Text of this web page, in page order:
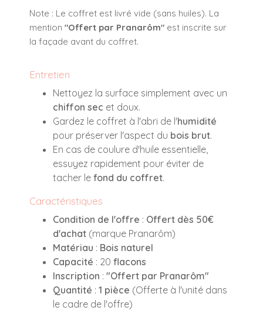
Note : Le coffret est livré vide (sans huiles). La
mention "Offert par Pranarôm" est inscrite sur
la façade avant du coffret.
Entretien
Nettoyez la surface simplement avec un
chiffon sec et doux.
Gardez le coffret à l'abri de l'humidité
pour préserver l'aspect du bois brut.
En cas de coulure d'huile essentielle,
essuyez rapidement pour éviter de
tacher le fond du coffret.
Caractéristiques
Condition de l'offre : Offert dès 50€
d'achat (marque Pranarôm)
Matériau : Bois naturel
Capacité : 20 flacons
Inscription : "Offert par Pranarôm"
Quantité : 1 pièce (Offerte à l'unité dans
le cadre de l'offre)